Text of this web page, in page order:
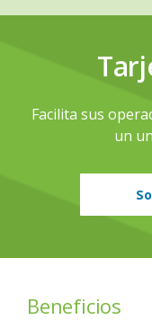
Facilita sus
un
Beneficios